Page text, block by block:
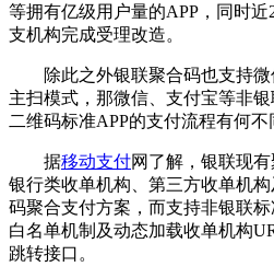
等拥有亿级用户量的APP，同时
支机构完成受理改造。
除此之外银联聚合码也支持微
主扫模式，那微信、支付宝等非
二维码标准APP的支付流程有何不
据移动支付网了解，银联现
银行类收单机构、第三方收单机
码聚合支付方案，而支持非银联
白名单机制及动态加载收单机构
跳转接口。